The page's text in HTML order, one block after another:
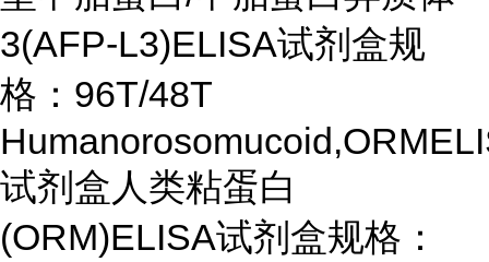
3(AFP-L3)ELISA试剂盒规
格：96T/48T
试剂盒人类粘蛋白
(ORM)ELISA试剂盒规格：